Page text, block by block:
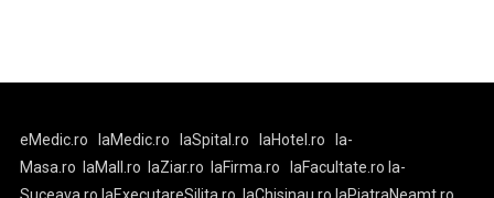
eMedic.ro laMedic.ro laSpital.ro laHotel.ro
la-
Masa.ro
laMall.ro laZiar.ro laFirma.ro laFacultate.ro la-